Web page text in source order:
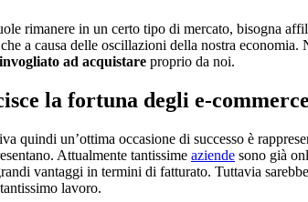
rimanere in un certo tipo di mercato, bisogna
a causa delle oscillazioni della nostra
invogliato ad acquistare proprio da noi.
la fortuna degli e-commerce
quindi un’ottima occasione di successo è
Attualmente tantissime aziende sono già
vantaggi in termini di fatturato. Tuttavia
lavoro.